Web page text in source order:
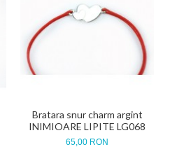
Bratara snur charm argint
INIMIOARE LIPITE LG068
65,00 RON